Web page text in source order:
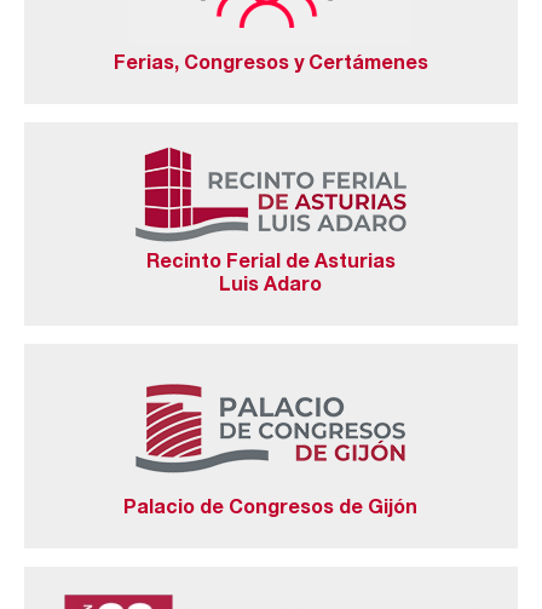
Ferias, Congresos y Certámenes
Recinto Ferial de Asturias
Luis Adaro
Palacio de Congresos de Gijón